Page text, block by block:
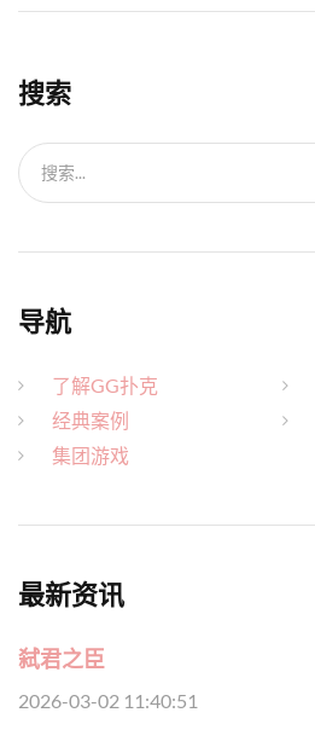
搜索
搜索...
导航
了解GG扑克
经典案例
集团游戏
最新资讯
弑君之臣
2026-03-02 11:40:51